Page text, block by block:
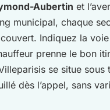
Aubertin et
municipal, chaque
Indiquez la
prenne le bon
se situe sous
dès l’appel, sans